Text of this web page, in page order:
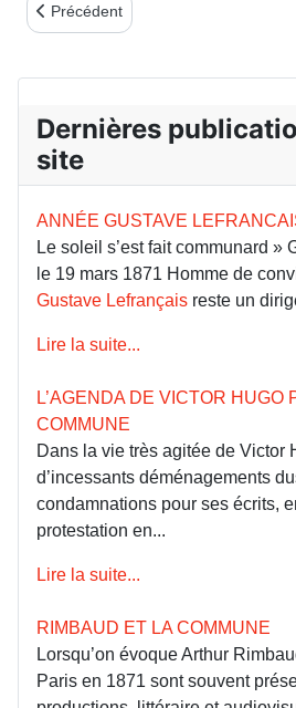
Article précédent : Kabyles du
Précédent
Dernières
site
ANNÉE GUSTAVE
Le soleil s’est fait communard »
le 19 mars 1871 Homme de
Gustave Lefrançais reste un
Lire la suite...
L’AGENDA DE VICTOR HUGO
COMMUNE
Dans la vie très agitée de Victor
d’incessants déménagements
condamnations pour ses écrits,
protestation en...
Lire la suite...
RIMBAUD ET LA COMMUNE
Lorsqu’on évoque Arthur
Paris en 1871 sont souvent